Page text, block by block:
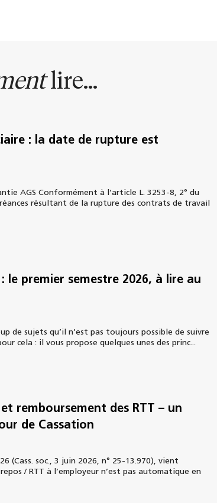
lire...
: la date de rupture est
AGS Conformément à l’article L. 3253-8, 2° du
résultant de la rupture des contrats de travail
le premier semestre 2026, à lire au
de sujets qu’il n’est pas toujours possible de suivre
cela : il vous propose quelques unes des princ...
remboursement des RTT – un
de Cassation
(Cass. soc., 3 juin 2026, n° 25-13.970), vient
/ RTT à l’employeur n’est pas automatique en